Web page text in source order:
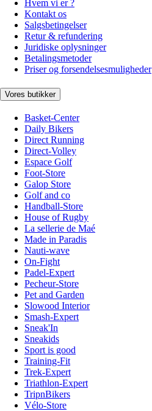
Hvem vi er ?
Kontakt os
Salgsbetingelser
Retur & refundering
Juridiske oplysninger
Betalingsmetoder
Priser og forsendelsesmuligheder
Vores butikker
Basket-Center
Daily Bikers
Direct Running
Direct-Volley
Espace Golf
Foot-Store
Galop Store
Golf and co
Handball-Store
House of Rugby
La sellerie de Maé
Made in Paradis
Nauti-wave
On-Fight
Padel-Expert
Pecheur-Store
Pet and Garden
Slowood Interior
Smash-Expert
Sneak'In
Sneakids
Sport is good
Training-Fit
Trek-Expert
Triathlon-Expert
TripnBikers
Vélo-Store